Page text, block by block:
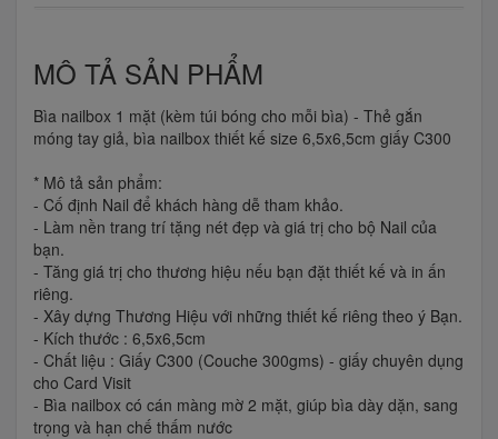
MÔ TẢ SẢN PHẨM
Bìa nailbox 1 mặt (kèm túi bóng cho mỗi bìa) - Thẻ gắn
móng tay giả, bìa nailbox thiết kế size 6,5x6,5cm giấy C300
* Mô tả sản phẩm:
- Cố định Nail để khách hàng dễ tham khảo.
- Làm nền trang trí tặng nét đẹp và giá trị cho bộ Nail của
bạn.
- Tăng giá trị cho thương hiệu nếu bạn đặt thiết kế và in ấn
riêng.
- Xây dựng Thương Hiệu với những thiết kế riêng theo ý Bạn.
- Kích thước : 6,5x6,5cm
- Chất liệu : Giấy C300 (Couche 300gms) - giấy chuyên dụng
cho Card Visit
- Bìa nailbox có cán màng mờ 2 mặt, giúp bìa dày dặn, sang
trọng và hạn chế thấm nước